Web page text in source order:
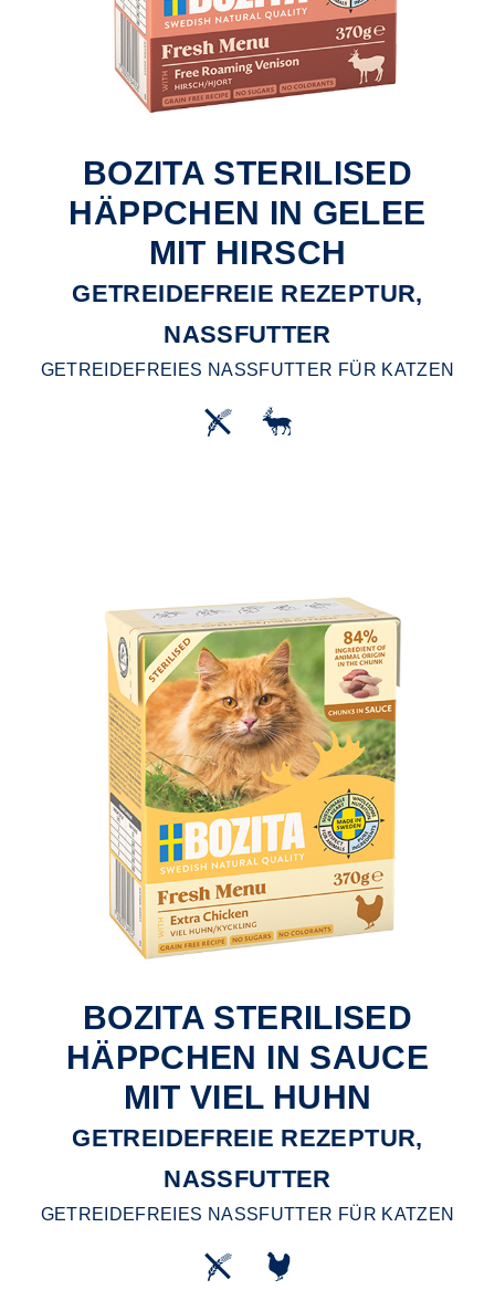
BOZITA STERILISED
HÄPPCHEN IN GELEE
MIT HIRSCH
GETREIDEFREIE REZEPTUR,
NASSFUTTER
GETREIDEFREIES NASSFUTTER FÜR KATZEN
BOZITA STERILISED
HÄPPCHEN IN SAUCE
MIT VIEL HUHN
GETREIDEFREIE REZEPTUR,
NASSFUTTER
GETREIDEFREIES NASSFUTTER FÜR KATZEN